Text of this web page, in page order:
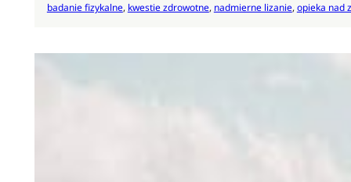
badanie fizykalne, kwestie zdrowotne, nadmierne lizanie, opieka nad